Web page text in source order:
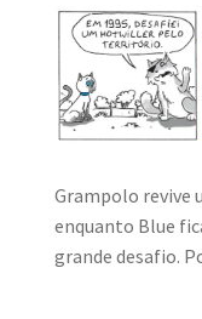
Grampolo revive
enquanto Blue
grande desafio.